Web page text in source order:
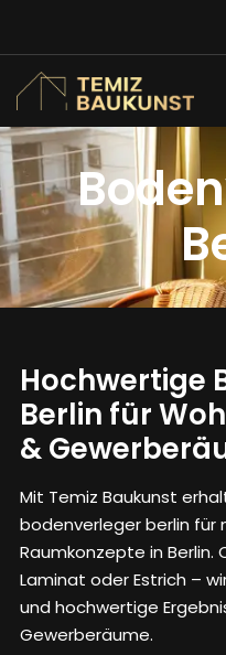
Hochwertige
Berlin für
&
Mit Temiz Baukunst
bodenverleger berlin für
Raumkonzepte in Berlin.
Laminat oder Estrich –
und hochwertige
Gewerberäume.